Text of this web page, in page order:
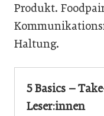
Produkt.
Haltung.
5 Basics –
Leser:innen